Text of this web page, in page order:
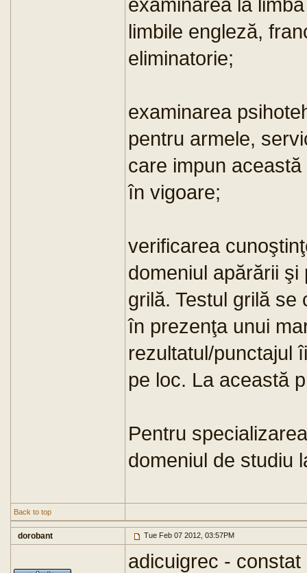
limbile engleză,
eliminatorie;
examinarea
pentru armele,
care impun
în vigoare;
verificarea
domeniul apărării
grilă. Testul grilă
în prezenţa unui
rezultatul/punctajul
pe loc. La această
Pentru
domeniul de studiu
Back to top
dorobant Tue Feb 07 2012, 03:57PM
adicuigrec -